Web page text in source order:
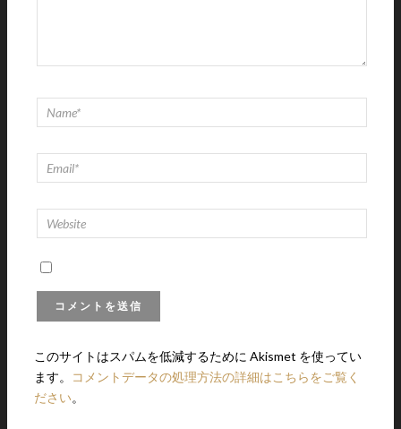
このサイトはスパムを低減するために Akismet を使ってい
ます。
コメントデータの処理方法の詳細はこちらをご覧く
ださい。